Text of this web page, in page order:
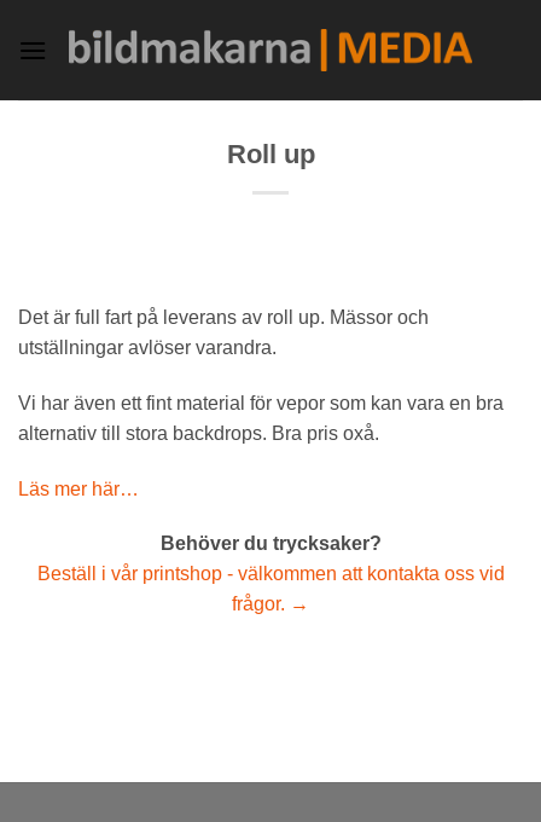
Roll up
Det är full fart på leverans av roll up. Mässor och
utställningar avlöser varandra.
Vi har även ett fint material för vepor som kan vara en bra
alternativ till stora backdrops. Bra pris oxå.
Läs mer här…
Behöver du trycksaker?
Beställ i vår printshop - välkommen att kontakta oss vid
frågor. →